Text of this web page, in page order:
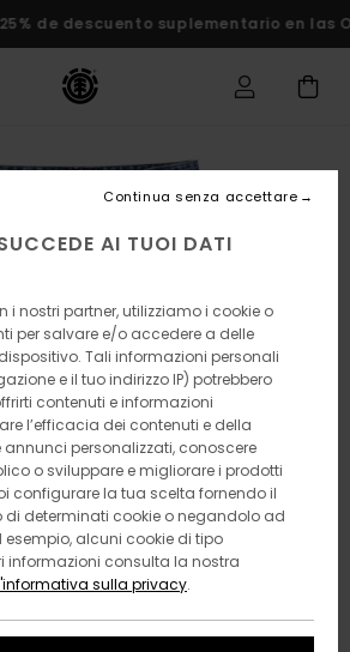
descuento suplementario en las Ofertas
AI TUOI DATI
i nostri partner, utilizziamo i cookie o
per salvare e/o accedere a delle
Tali informazioni personali
e il tuo indirizzo IP) potrebbero
contenuti e informazioni
l’efficacia dei contenuti e della
annunci personalizzati, conoscere
o sviluppare e migliorare i prodotti
configurare la tua scelta fornendo il
di determinati cookie o negandolo ad
alcuni cookie di tipo
informazioni consulta la nostra
sulla privacy.
Continua senza accettare